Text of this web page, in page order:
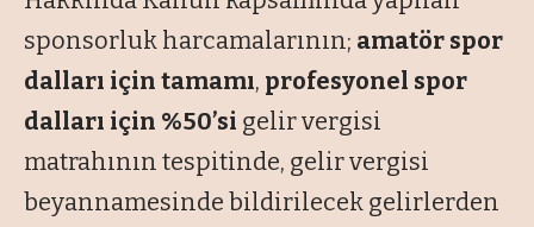
sponsorluk harcamalarının; amatör spor
dalları için tamamı, profesyonel spor
dalları için %50’si gelir vergisi
matrahının tespitinde, gelir vergisi
beyannamesinde bildirilecek gelirlerden